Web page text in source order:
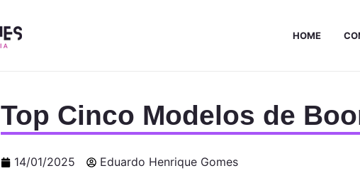
HOME
Top Cinco Modelos de
14/01/2025 Eduardo Henrique Gomes